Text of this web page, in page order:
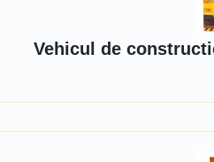
Vehicul de